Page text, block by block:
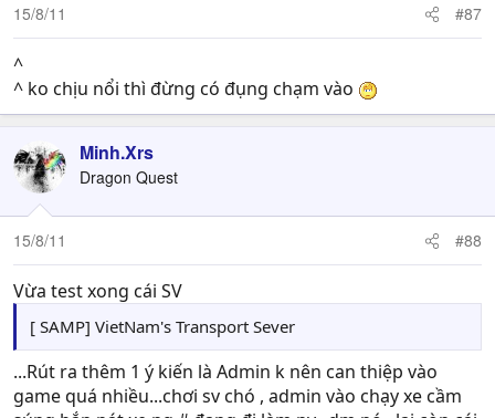
15/8/11 #87
^
^ ko chịu nổi thì đừng có đụng chạm vào
Minh.Xrs
Dragon Quest
15/8/11 #88
Vừa test xong cái SV
[ SAMP] VietNam's Transport Sever
...Rút ra thêm 1 ý kiến là Admin k nên can thiệp vào
game quá nhiều...chơi sv chó , admin vào chạy xe cầm